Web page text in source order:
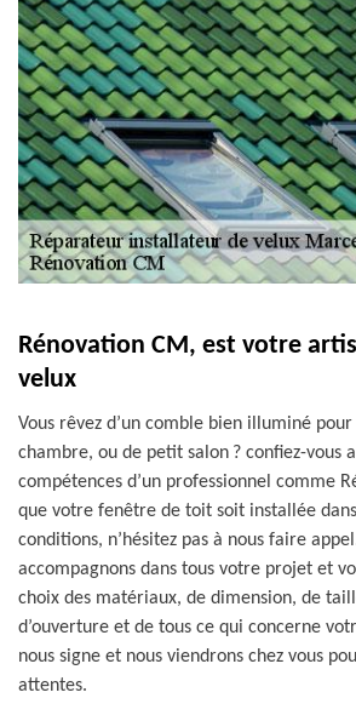
Rénovation CM, est votre
velux
Vous rêvez d’un comble bien illuminé
chambre, ou de petit salon ? confiez-vous
compétences d’un professionnel comme
que votre fenêtre de toit soit installée
conditions, n’hésitez pas à nous faire
accompagnons dans tous votre projet et
choix des matériaux, de dimension, de
d’ouverture et de tous ce qui concerne
nous signe et nous viendrons chez vous
attentes.